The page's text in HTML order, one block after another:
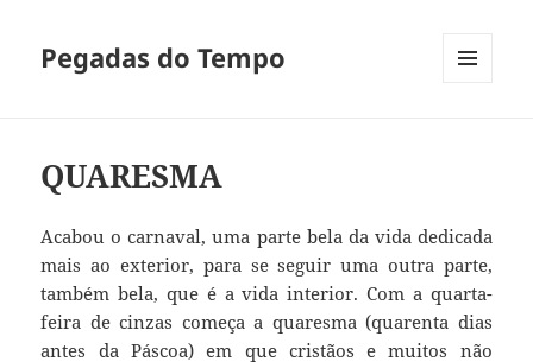
Pegadas do Tempo
QUARESMA
Acabou o carnaval, uma parte bela da vida dedicada
mais ao exterior, para se seguir uma outra parte,
também bela, que é a vida interior. Com a quarta-
feira de cinzas começa a quaresma (quarenta dias
antes da Páscoa) em que cristãos e muitos não